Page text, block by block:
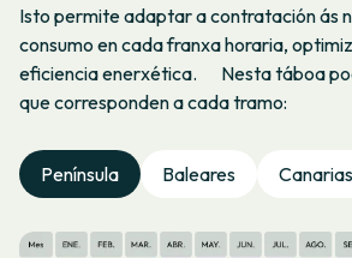
Isto permite adaptar a contratación ás
consumo en cada franxa horaria,
eficiencia enerxética. Nesta táboa
que corresponden a cada tramo:
Península Baleares Canarias